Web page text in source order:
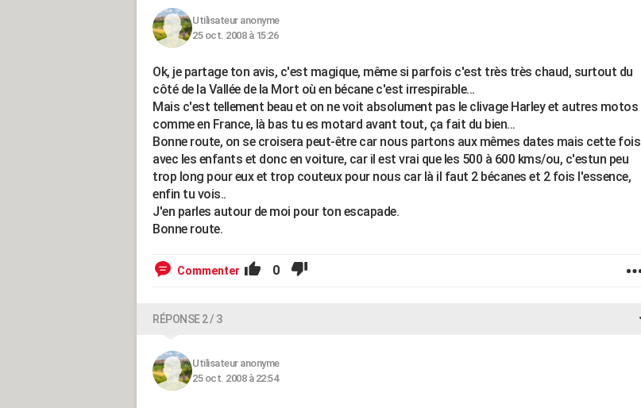
Utilisateur anonyme
25 oct. 2008 à 15:26
Ok, je partage ton avis, c'est magique, même si parfois c'est très très chaud, surtout du
côté de la Vallée de la Mort où en bécane c'est irrespirable...
Mais c'est tellement beau et on ne voit absolument pas le clivage Harley et autres motos
comme en France, là bas tu es motard avant tout, ça fait du bien...
Bonne route, on se croisera peut-être car nous partons aux mêmes dates mais cette fois
avec les enfants et donc en voiture, car il est vrai que les 500 à 600 kms/ou, c'estun peu
trop long pour eux et trop couteux pour nous car là il faut 2 bécanes et 2 fois l'essence,
enfin tu vois..
J'en parles autour de moi pour ton escapade.
Bonne route.
Commenter 0
RÉPONSE 2 / 3
Utilisateur anonyme
25 oct. 2008 à 22:54